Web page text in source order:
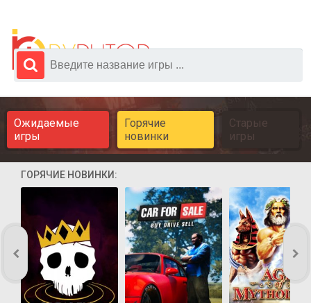
Ожидаемые
игры
Горячие
новинки
Старые
игры
ГОРЯЧИЕ НОВИНКИ: